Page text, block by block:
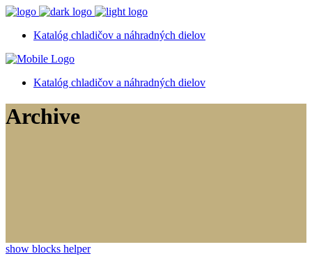
Katalóg chladičov a náhradných dielov
Katalóg chladičov a náhradných dielov
Archive
show blocks helper